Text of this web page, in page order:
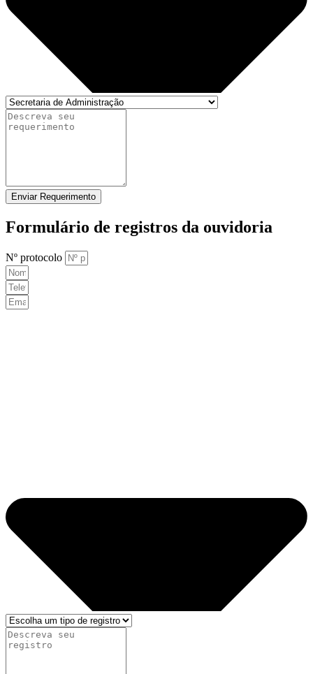
Enviar Requerimento
Formulário de registros da ouvidoria
Nº protocolo